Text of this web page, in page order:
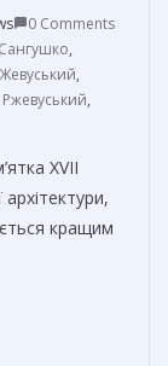
0 Comments
,
,
,
XVII
кращим